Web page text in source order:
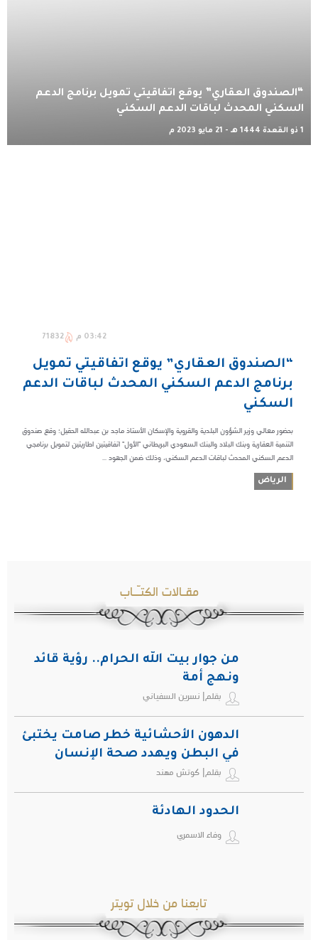
“الصندوق العقاري” يوقع اتفاقيتي تمويل برنامج الدعم
السكني المحدث لباقات الدعم السكني
1 ذو القعدة 1444 هـ - 21 مايو 2023 م
03:42 م 71832
“الصندوق العقاري” يوقع اتفاقيتي تمويل
برنامج الدعم السكني المحدث لباقات الدعم
السكني
بحضور معالي وزير الشؤون البلدية والقروية والإسكان الأستاذ ماجد بن عبدالله الحقيل؛ وقع صندوق
التنمية العقارية وبنك البلاد والبنك السعودي البريطاني "الأول" اتفاقيتين اطاريتين لتمويل برنامجي
الدعم السكني المحدث لباقات الدعم السكني، وذلك ضمن الجهود ...
الرياض
مقـالات الكتـّـاب
من جوار بيت الله الحرام.. رؤية قائد
ونهج أمة
بقلم| نسرين السفياني
الدهون الأحشائية خطر صامت يختبئ
في البطن ويهدد صحة الإنسان
بقلم| كوتش مهند
الحدود الهادئة
وفاء الاسمري
تابعنا من خلال تويتر